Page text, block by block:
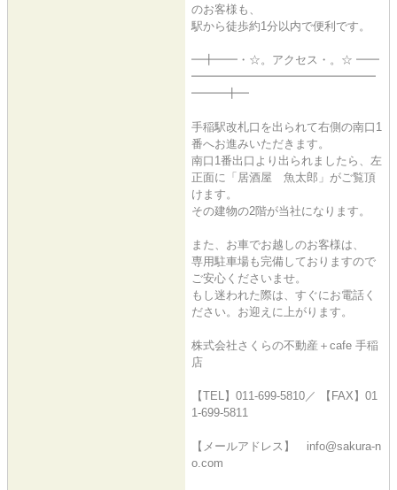
のお客様も、
駅から徒歩約1分以内で便利です。
━╋━━・☆。アクセス・。☆ ━━
━━━━━━━━━━━━━━━━
━━━╋━
手稲駅改札口を出られて右側の南口1
番へお進みいただきます。
南口1番出口より出られましたら、左
正面に「居酒屋 魚太郎」がご覧頂
けます。
その建物の2階が当社になります。
また、お車でお越しのお客様は、
専用駐車場も完備しておりますので
ご安心くださいませ。
もし迷われた際は、すぐにお電話く
ださい。お迎えに上がります。
株式会社さくらの不動産＋cafe 手稲
店
【TEL】011-699-5810／ 【FAX】01
1-699-5811
【メールアドレス】 info@sakura-n
o.com